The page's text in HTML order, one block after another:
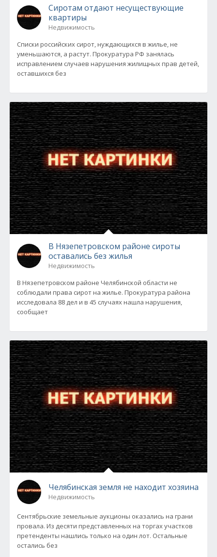
Сиротам отдают несуществующие
квартиры
Недвижимость
Списки российских сирот, нуждающихся в жилье, не
уменьшаются, а растут. Прокуратура РФ занялась
исправлением случаев нарушения жилищных прав детей,
оставшихся без
В Нязепетровском районе сироты
оставались без жилья
Недвижимость
В Нязепетровском районе Челябинской области не
соблюдали права сирот на жилье. Прокуратура района
исследовала 88 дел и в 45 случаях нашла нарушения,
сообщает
Челябинская земля не находит хозяина
Недвижимость
Сентябрьские земельные аукционы оказались на грани
провала. Из десяти представленных на торгах участков
претенденты нашлись только на один лот. Остальные
остались без